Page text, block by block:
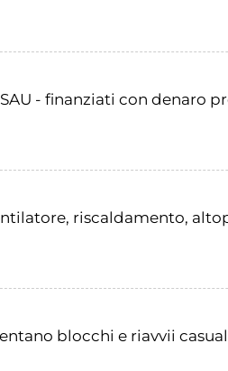
- finanziati con denaro
riscaldamento,
blocchi e riavvii